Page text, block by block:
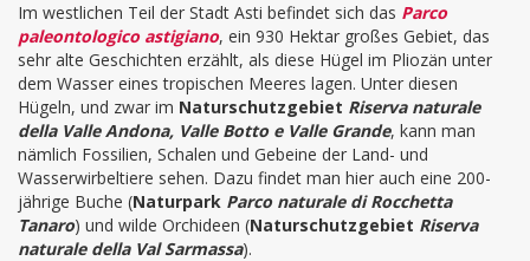
Im westlichen Teil der Stadt Asti befindet sich das Parco
paleontologico astigiano, ein 930 Hektar großes Gebiet, das
sehr alte Geschichten erzählt, als diese Hügel im Pliozän unter
dem Wasser eines tropischen Meeres lagen. Unter diesen
Hügeln, und zwar im Naturschutzgebiet Riserva naturale
della Valle Andona, Valle Botto e Valle Grande, kann man
nämlich Fossilien, Schalen und Gebeine der Land- und
Wasserwirbeltiere sehen. Dazu findet man hier auch eine 200-
jährige Buche (Naturpark Parco naturale di Rocchetta
Tanaro) und wilde Orchideen (Naturschutzgebiet Riserva
naturale della Val Sarmassa).